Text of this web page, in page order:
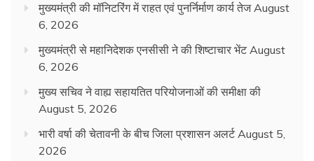
मुख्यमंत्री की मॉनिटरिंग में राहत एवं पुनर्निर्माण कार्य तेज August
6, 2026
मुख्यमंत्री से महानिदेशक एनसीसी ने की शिष्टाचार भेंट August
6, 2026
मुख्य सचिव ने वाह्य सहायतित परियोजनाओं की समीक्षा की
August 5, 2026
भारी वर्षा की चेतावनी के बीच जिला प्रशासन अलर्ट August 5,
2026